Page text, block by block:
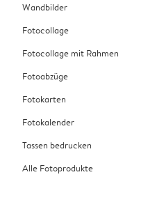
Wandbilder
Fotocollage
Fotocollage mit Rahmen
Fotoabzüge
Fotokarten
Fotokalender
Tassen bedrucken
Alle Fotoprodukte